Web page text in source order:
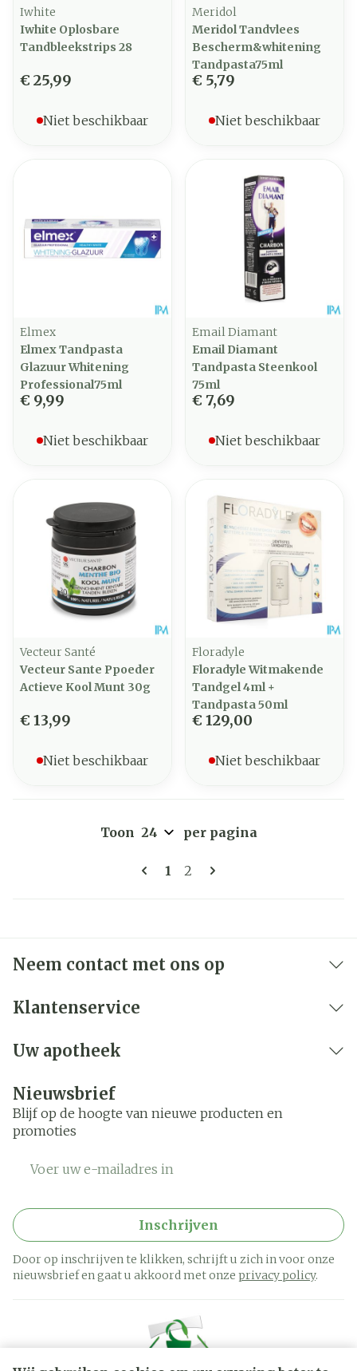
Iwhite
Iwhite Oplosbare
Tandbleekstrips 28
€ 25,99
Niet beschikbaar
Meridol
Meridol Tandvlees
Bescherm&whitening
Tandpasta75ml
€ 5,79
Niet beschikbaar
Elmex
Elmex Tandpasta
Glazuur Whitening
Professional75ml
€ 9,99
Niet beschikbaar
Email Diamant
Email Diamant
Tandpasta Steenkool
75ml
€ 7,69
Niet beschikbaar
Vecteur Santé
Vecteur Sante Ppoeder
Actieve Kool Munt 30g
€ 13,99
Niet beschikbaar
Floradyle
Floradyle Witmakende
Tandgel 4ml +
Tandpasta 50ml
€ 129,00
Niet beschikbaar
Pagina's
U lees momenteel pagina
1 Pagina
2
Toon per pagina
Neem contact met ons op
Klantenservice
Uw apotheek
Nieuwsbrief
Blijf op de hoogte van nieuwe producten en
promoties
Inschrijven
Door op inschrijven te klikken, schrijft u zich in voor onze
nieuwsbrief en gaat u akkoord met onze privacy policy.